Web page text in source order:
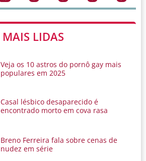
MAIS LIDAS
Veja os 10 astros do pornô gay mais
populares em 2025
Casal lésbico desaparecido é
encontrado morto em cova rasa
Breno Ferreira fala sobre cenas de
nudez em série